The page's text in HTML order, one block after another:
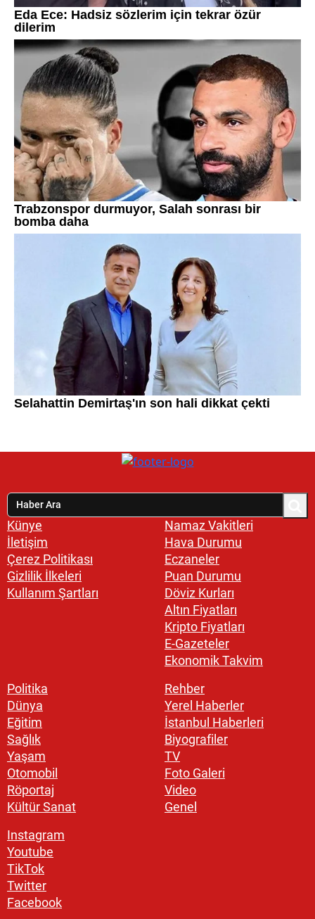
Künye
İletişim
Çerez Politikası
Gizlilik İlkeleri
Kullanım Şartları
Namaz Vakitleri
Hava Durumu
Eczaneler
Puan Durumu
Döviz Kurları
Altın Fiyatları
Kripto Fiyatları
E-Gazeteler
Ekonomik Takvim
Politika
Dünya
Eğitim
Sağlık
Yaşam
Otomobil
Röportaj
Kültür Sanat
Rehber
Yerel Haberler
İstanbul Haberleri
Biyografiler
TV
Foto Galeri
Video
Genel
Instagram
Youtube
TikTok
Twitter
Facebook